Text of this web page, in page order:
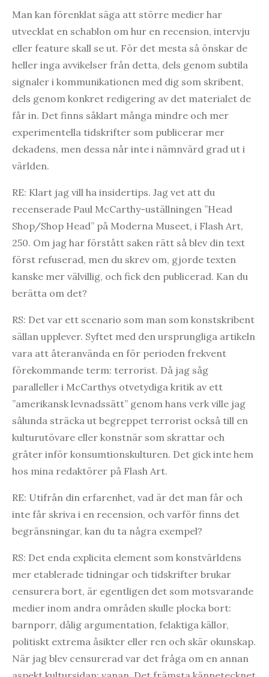
Man kan förenklat säga att större medier har
utvecklat en schablon om hur en recension, intervju
eller feature skall se ut. För det mesta så önskar de
heller inga avvikelser från detta, dels genom subtila
signaler i kommunikationen med dig som skribent,
dels genom konkret redigering av det materialet de
får in. Det finns såklart många mindre och mer
experimentella tidskrifter som publicerar mer
dekadens, men dessa når inte i nämnvärd grad ut i
världen.
RE: Klart jag vill ha insidertips. Jag vet att du
recenserade Paul McCarthy-uställningen ”Head
Shop/Shop Head” på Moderna Museet, i Flash Art,
250. Om jag har förstått saken rätt så blev din text
först refuserad, men du skrev om, gjorde texten
kanske mer välvillig, och fick den publicerad. Kan du
berätta om det?
RS: Det var ett scenario som man som konstskribent
sällan upplever. Syftet med den ursprungliga artikeln
vara att återanvända en för perioden frekvent
förekommande term: terrorist. Då jag såg
paralleller i McCarthys otvetydiga kritik av ett
”amerikansk levnadssätt” genom hans verk ville jag
sålunda sträcka ut begreppet terrorist också till en
kulturutövare eller konstnär som skrattar och
gråter inför konsumtionskulturen. Det gick inte hem
hos mina redaktörer på Flash Art.
RE: Utifrån din erfarenhet, vad är det man får och
inte får skriva i en recension, och varför finns det
begränsningar, kan du ta några exempel?
RS: Det enda explicita element som konstvärldens
mer etablerade tidningar och tidskrifter brukar
censurera bort, är egentligen det som motsvarande
medier inom andra områden skulle plocka bort:
barnporr, dålig argumentation, felaktiga källor,
politiskt extrema åsikter eller ren och skär okunskap.
När jag blev censurerad var det fråga om en annan